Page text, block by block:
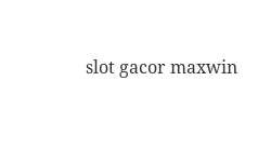
slot gacor maxwin